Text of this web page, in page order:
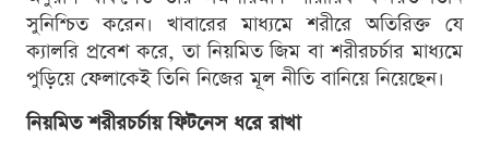
সুনিশ্চিত করেন। খাবারের মাধ্যমে শরীরে অতিরিক্ত যে
ক্যালরি প্রবেশ করে, তা নিয়মিত জিম বা শরীরচর্চার মাধ্যমে
পুড়িয়ে ফেলাকেই তিনি নিজের মূল নীতি বানিয়ে নিয়েছেন।
নিয়মিত শরীরচর্চায় ফিটনেস ধরে রাখা